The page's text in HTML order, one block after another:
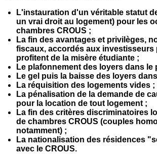
L'instauration d'un véritable statut
un vrai droit au logement) pour les
chambres CROUS ;
La fin des avantages et privilèges,
fiscaux, accordés aux investisseurs
profitent de la misère étudiante ;
Le plafonnement des loyers dans le
Le gel puis la baisse des loyers
La réquisition des logements vides ;
La pénalisation de la demande de
pour la location de tout logement ;
La fin des critères discriminatoires
de chambres CROUS (couples
notamment) ;
La nationalisation des résidences
avec le CROUS.